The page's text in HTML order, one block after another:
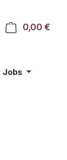
0,00 €
Jobs